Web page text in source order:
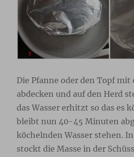
Die Pfanne oder den Topf mit
abdecken und auf den Herd
das Wasser erhitzt so das es
bleibt nun 40-45 Minuten
köchelnden Wasser stehen.
stockt die Masse in der